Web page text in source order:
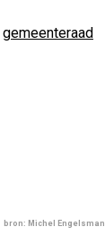
gemeenteraad
bron: Michel Engelsman